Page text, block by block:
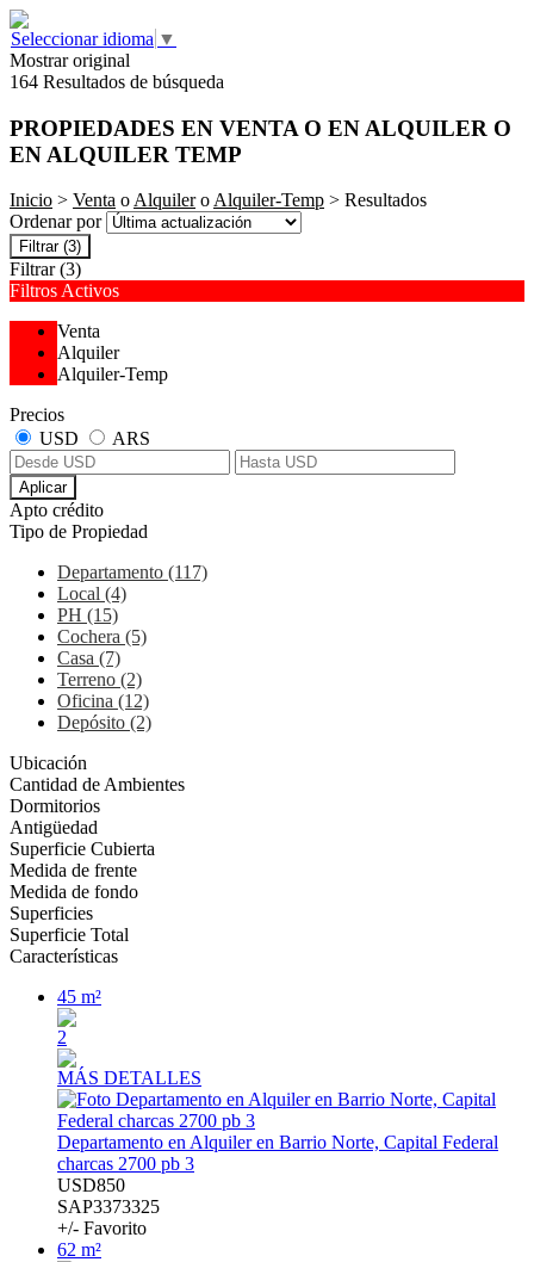
Seleccionar idioma ▼
Mostrar original
164 Resultados de búsqueda
PROPIEDADES EN VENTA O EN ALQUILER O
EN ALQUILER TEMP
Inicio > Venta oAlquileroAlquiler-Temp > Resultados
Ordenar por
Filtrar (3)
Filtrar (3)
Filtros Activos
Venta
Alquiler
Alquiler-Temp
Precios
USD
ARS
Aplicar
Apto crédito
Tipo de Propiedad
Departamento (117)
Local (4)
PH (15)
Cochera (5)
Casa (7)
Terreno (2)
Oficina (12)
Depósito (2)
Ubicación
Cantidad de Ambientes
Dormitorios
Antigüedad
Superficie Cubierta
Medida de frente
Medida de fondo
Superficies
Superficie Total
Características
45 m²
2
MÁS DETALLES
Departamento en Alquiler en Barrio Norte, Capital Federal
charcas 2700 pb 3
USD850
SAP3373325
+/- Favorito
62 m²